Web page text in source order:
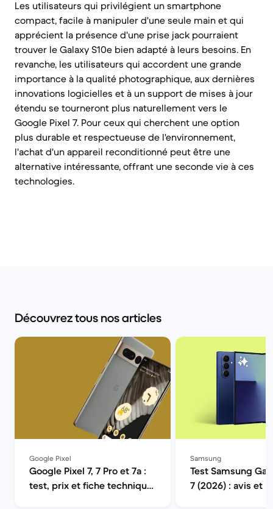
Les utilisateurs qui privilégient un smartphone
compact, facile à manipuler d'une seule main et qui
apprécient la présence d'une prise jack pourraient
trouver le Galaxy S10e bien adapté à leurs besoins. En
revanche, les utilisateurs qui accordent une grande
importance à la qualité photographique, aux dernières
innovations logicielles et à un support de mises à jour
étendu se tourneront plus naturellement vers le
Google Pixel 7. Pour ceux qui cherchent une option
plus durable et respectueuse de l'environnement,
l'achat d'un appareil reconditionné peut être une
alternative intéressante, offrant une seconde vie à ces
technologies.
Découvrez tous nos articles
Google Pixel
Google Pixel 7, 7 Pro et 7a :
test, prix et fiche technique
Samsung
Test Samsung
7 (2026) : avis et